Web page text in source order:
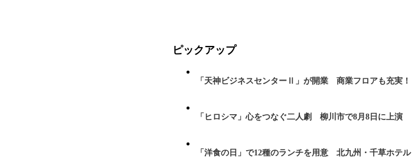
ピックアップ
「天神ビジネスセンターⅡ」が開業 商業フロアも充実！
「ヒロシマ」心をつなぐ二人劇 柳川市で8月8日に上演
「洋食の日」で12種のランチを用意 北九州・千草ホテル